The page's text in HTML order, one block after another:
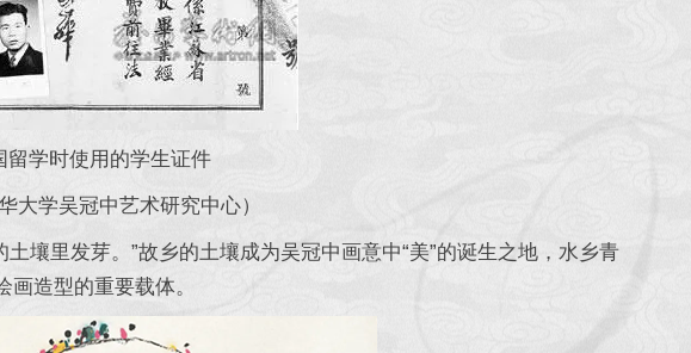
留学时使用的学生证件
大学吴冠中艺术研究中心）
壤里发芽。”故乡的土壤成为吴冠中画意中“美”的诞生之地，水乡青
画造型的重要载体。